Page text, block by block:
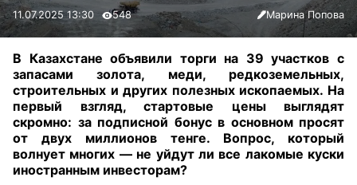
11.07.2025 13:30 548 Марина Попова
В Казахстане объявили торги на 39 участков с
запасами золота, меди, редкоземельных,
строительных и других полезных ископаемых. На
первый взгляд, стартовые цены выглядят
скромно: за подписной бонус в основном просят
от двух миллионов тенге. Вопрос, который
волнует многих — не уйдут ли все лакомые куски
иностранным инвесторам?